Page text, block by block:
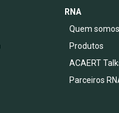
RNA
Quem somos
Produtos
ACAERT
Parceiros